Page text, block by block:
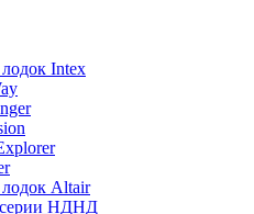
Intex
Altair
НДНД